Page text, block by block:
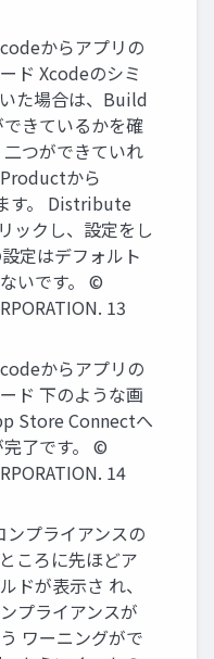
からアプリの
ド Xcodeのシミ
た場合は、Build
きているかを確
つができていれ
から
す。 Distribute
ックし、設定をし
定はデフォルト
いです。 ©
13
からアプリの
ド 下のような画
Store Connectへ
了です。 ©
14
ンプライアンスの
ころに先ほどア
ドが表示さ れ、
プライアンスが
ワーニングがで